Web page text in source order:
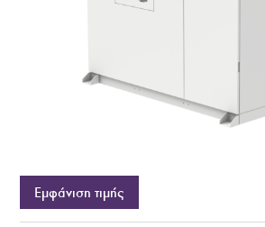
Εμφάνιση τιμής